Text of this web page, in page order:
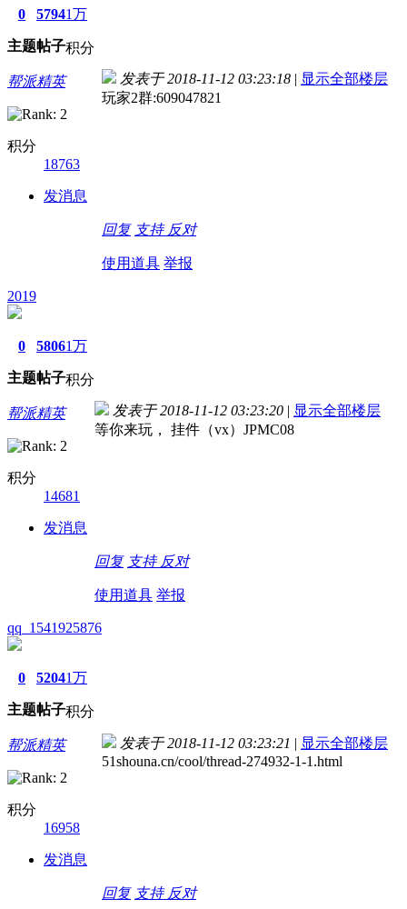
0
主题
5794
帖子
1万
积分
帮派精英
积分
18763
发消息
发表于 2018-11-12 03:23:18 | 显示全部楼层
玩家2群:609047821
回复 支持 反对
使用道具 举报
2019
0
主题
5806
帖子
1万
积分
帮派精英
积分
14681
发消息
发表于 2018-11-12 03:23:20 | 显示全部楼层
等你来玩， 挂件（vx）JPMC08
回复 支持 反对
使用道具 举报
qq_1541925876
0
主题
5204
帖子
1万
积分
帮派精英
积分
16958
发消息
发表于 2018-11-12 03:23:21 | 显示全部楼层
51shouna.cn/cool/thread-274932-1-1.html
回复 支持 反对